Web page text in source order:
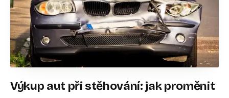
Výkup aut při stěhování: jak proměnit